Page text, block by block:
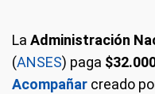
La Administración
(ANSES) paga
Acompañar creado